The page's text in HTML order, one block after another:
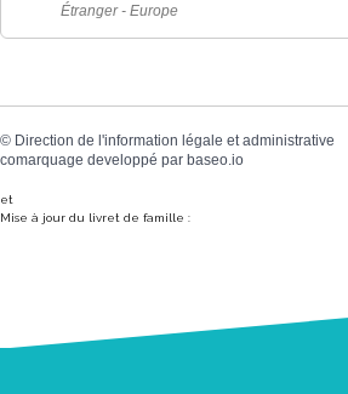
Étranger - Europe
© Direction de l'information légale et administrative
comarquage developpé par baseo.io
et
Mise à jour du livret de famille :